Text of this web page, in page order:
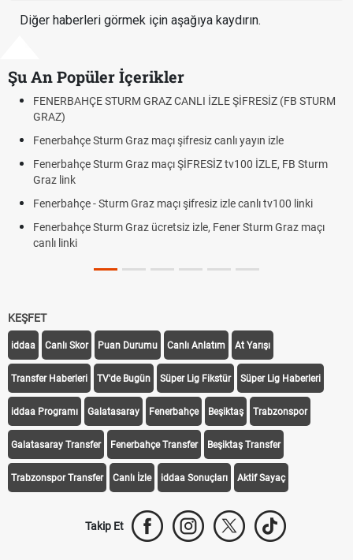
Diğer haberleri görmek için aşağıya kaydırın.
Şu An Popüler İçerikler
STURM GRAZ CANLI İZLE ŞİFRESİZ (FB STURM
Sturm Graz maçı şifresiz canlı yayın izle
Sturm Graz maçı ŞİFRESİZ tv100 İZLE, FB Sturm
- Sturm Graz maçı şifresiz izle canlı tv100 linki
Sturm Graz ücretsiz izle, Fener Sturm Graz maçı
Fındık
Rövanşı
KEŞFET
iddaa Canlı Skor Puan Durumu Canlı Anlatım At Yarışı
Transfer Haberleri TV'de Bugün Süper Lig Fikstür Süper Lig Haberleri
iddaa Programı Galatasaray Fenerbahçe Beşiktaş Trabzonspor
Galatasaray Transfer Fenerbahçe Transfer Beşiktaş Transfer
Canlı İzle iddaa Sonuçları Aktif Sayaç